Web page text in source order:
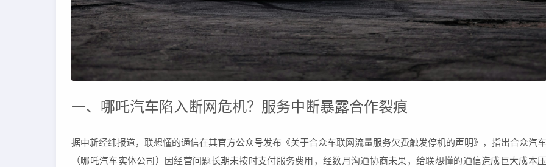
一、哪吒汽车陷入断网危机？服务中断暴露合作裂痕
据中新经纬报道，联想懂的通信在其官方公众号发布《关于合众车联网流量服务欠费触发停机的声明》，指出合众汽车
（哪吒汽车实体公司）因经营问题长期未按时支付服务费用，经数月沟通协商未果，给联想懂的通信造成巨大成本压